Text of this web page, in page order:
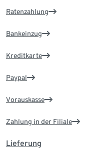
Ratenzahlung
Bankeinzug
Kreditkarte
Paypal
Vorauskasse
Zahlung in der Filiale
Lieferung